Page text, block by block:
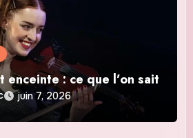
enceinte : ce que l’on sait
juin 7, 2026